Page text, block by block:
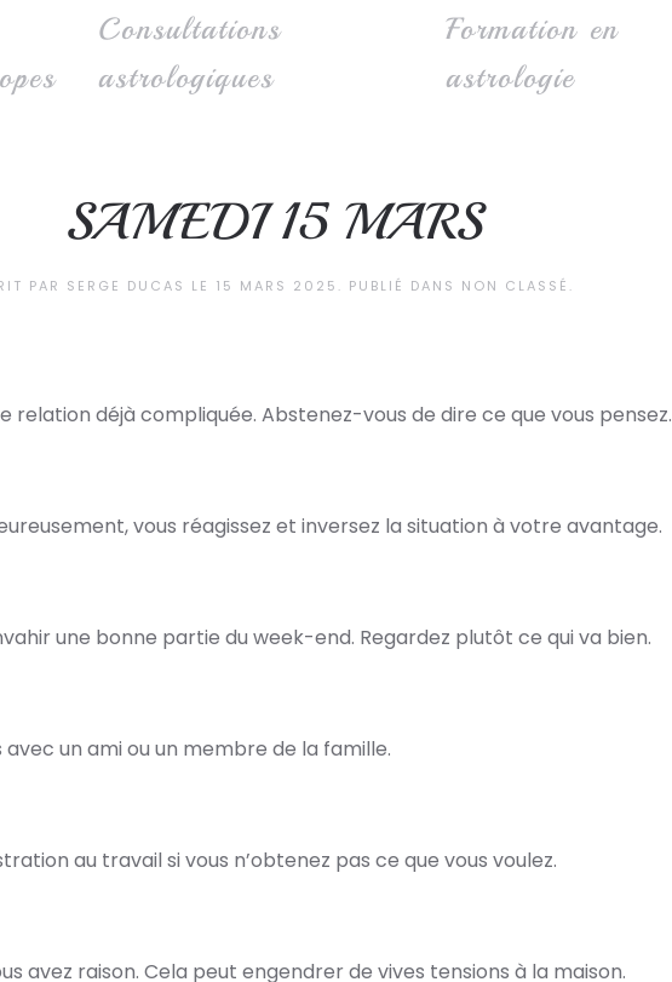
Consultations
astrologiques
Formation en
astrologie
SAMEDI 15 MARS
PAR SERGE DUCAS LE 15 MARS 2025 . PUBLIÉ DANS NON CLASSÉ .
déjà compliquée. Abstenez-vous de dire ce que vous pensez.
vous réagissez et inversez la situation à votre avantage.
une bonne partie du week-end. Regardez plutôt ce qui va bien.
un ami ou un membre de la famille.
au travail si vous n’obtenez pas ce que vous voulez.
avez raison. Cela peut engendrer de vives tensions à la maison.